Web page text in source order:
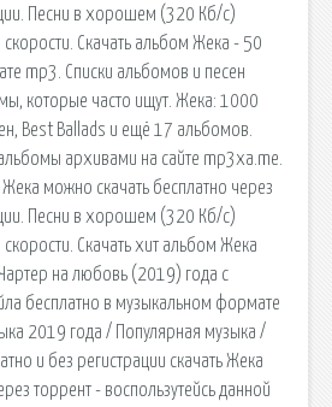
Песни в хорошем (320 Кб/с)
скорости. Скачать альбом Жека - 50
mp3. Списки альбомов и песен
которые часто ищут. Жека: 1000
Best Ballads и ещё 17 альбомов.
архивами на сайте mp3xa.me.
можно скачать бесплатно через
Песни в хорошем (320 Кб/с)
Скачать хит альбом Жека
на любовь (2019) года с
бесплатно в музыкальном формате
2019 года / Популярная музыка /
и без регистрации скачать Жека
торрент - воспользутейсь данной